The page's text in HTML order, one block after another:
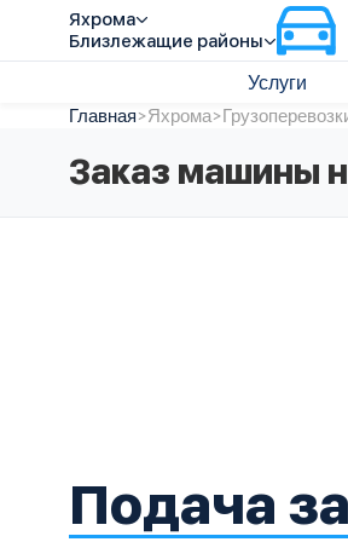
Яхрома
Близлежащие районы
Услуги
Главная>Яхрома>
Заказ машины
Подача